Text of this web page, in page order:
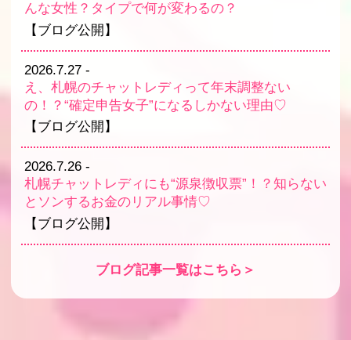
んな女性？タイプで何が変わるの？
【ブログ公開】
2026.7.27-
え、札幌のチャットレディって年末調整ない
の！？“確定申告女子”になるしかない理由♡
【ブログ公開】
2026.7.26-
札幌チャットレディにも“源泉徴収票”！？知らない
とソンするお金のリアル事情♡
【ブログ公開】
ブログ記事一覧はこちら＞